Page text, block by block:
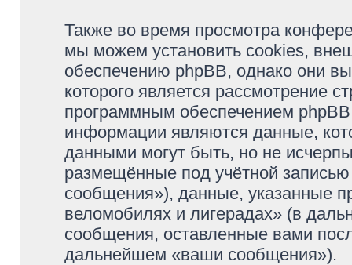
Также во время просмотра
мы можем установить cookies,
обеспечению phpBB, однако они
которого является рассмотрение
программным обеспечением
информации являются данные,
данными могут быть, но не
размещённые под учётной
сообщения»), данные, указанные
веломобилях и лигерадах» (в
сообщения, оставленные вами
дальнейшем «ваши сообщения»).